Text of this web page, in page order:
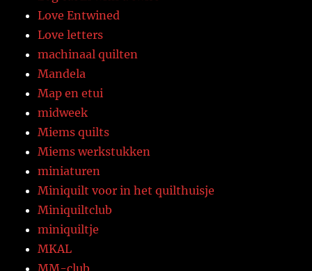
Love Entwined
Love letters
machinaal quilten
Mandela
Map en etui
midweek
Miems quilts
Miems werkstukken
miniaturen
Miniquilt voor in het quilthuisje
Miniquiltclub
miniquiltje
MKAL
MM-club